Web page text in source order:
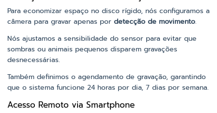
Para economizar espaço no disco rígido, nós configuramos a
câmera para gravar apenas por detecção de movimento.
Nós ajustamos a sensibilidade do sensor para evitar que
sombras ou animais pequenos disparem gravações
desnecessárias.
Também definimos o agendamento de gravação, garantindo
que o sistema funcione 24 horas por dia, 7 dias por semana.
Acesso Remoto via Smartphone